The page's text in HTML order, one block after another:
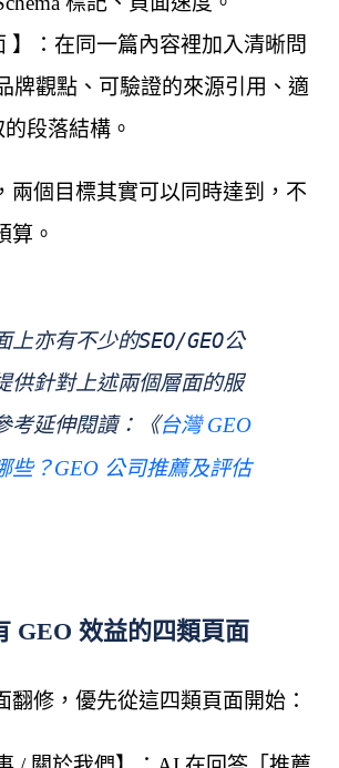
】：在同一篇內容裡加入清晰問
牌觀點、可驗證的來源引用、適
段落結構。
兩個目標其實可以同時達到，不
算。
上亦有不少的SEO/GEO公
供針對上述兩個層面的服
考延伸閱讀：《台灣 GEO
些？GEO 公司推薦及評估
GEO 效益的四類頁面
翻修，優先從這四類頁面開始：